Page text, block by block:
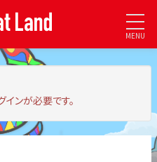
MENU
ンが必要です。